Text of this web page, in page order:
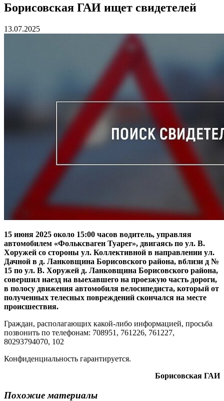
Борисовская ГАИ ищет свидетелей
13.07.2025
15 июня 2025 около 15:00 часов водитель, управляя
автомобилем «Фольксваген Tyaper», двигаясь по ул. В.
Хоружей со стороны ул. Коллективной в направлении ул.
Дачной в д. Ланковщина Борисовского района, вблизи д №
15 по ул. В. Хоружей д. Ланковщина Борисовского района,
совершил наезд на выехавшего на проезжую часть дороги,
в полосу движения автомобиля велосипедиста, который от
полученных телесных повреждений скончался на месте
происшествия.
Граждан, располагающих какой-либо информацией, просьба
позвонить по телефонам: 708951, 761226, 761227,
80293794070, 102
Конфиденциальность гарантируется.
Борисовская ГАИ
Похожие материалы